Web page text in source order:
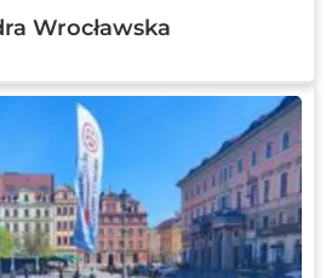
Wrocławska